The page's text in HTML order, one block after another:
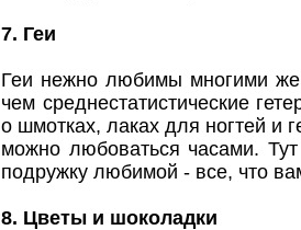
7. Геи
Геи нежно любимы многими
чем среднестатистические
о шмотках, лаках для ногтей и
можно любоваться часами.
подружку любимой - все, что
8. Цветы и шоколадки